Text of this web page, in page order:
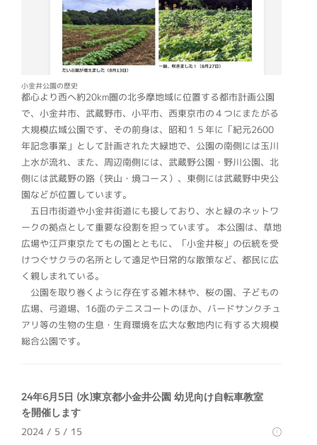
小金井公園の歴史
都心より西へ約20km圏の北多摩地域に位置する都市計画公園
で、小金井市、武蔵野市、小平市、西東京市の４つにまたがる
大規模広域公園です、その前身は、昭和１５年に「紀元2600
年記念事業」として計画された大緑地で、公園の南側には玉川
上水が流れ、また、周辺南側には、武蔵野公園・野川公園、北
側には武蔵野の路（狭山・境コース）、東側には武蔵野中央公
園などが位置しています。
五日市街道や小金井街道にも接しており、水と緑のネットワ
ークの拠点として重要な役割を担っています。 本公園は、草地
広場や江戸東京たてもの園とともに、「小金井桜」の伝統を受
けつぐサクラの名所として遠足や日常的な散策など、都民に広
く親しまれている。
公園を取り巻くように存在する雑木林や、桜の園、子どもの
広場、弓道場、16面のテニスコートのほか、バードサンクチュ
アリ等の生物の生息・生育環境を広大な敷地内に有する大規模
総合公園です。
24年6月5日 (水)東京都小金井公園 幼児向け自転車教室
を開催します
2024 / 5 / 15